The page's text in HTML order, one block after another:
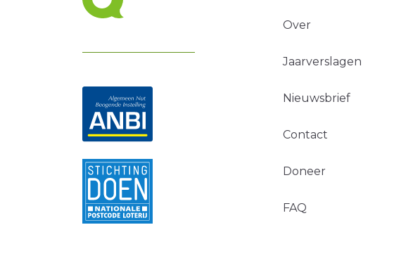
Over
Jaarverslagen
Nieuwsbrief
Contact
Doneer
FAQ